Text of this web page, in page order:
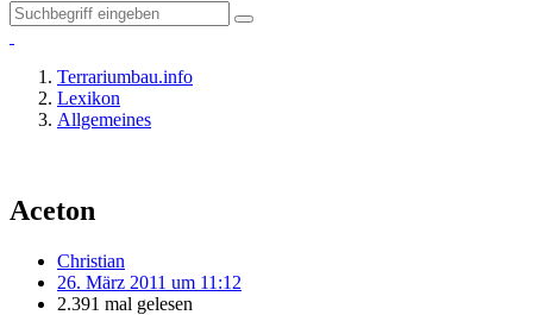
Terrariumbau.info
Lexikon
Allgemeines
Aceton
Christian
26. März 2011 um 11:12
2.391 mal gelesen